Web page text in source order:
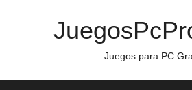
Juegos para PC